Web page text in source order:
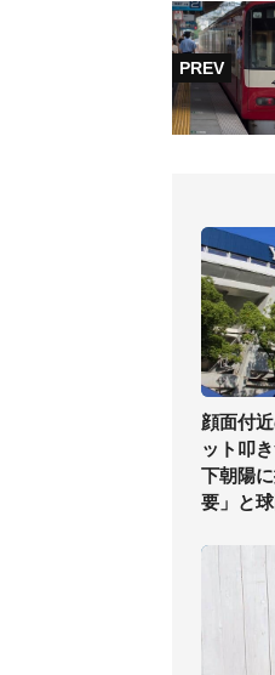
顔面付
ット叩
下朝陽
要」と